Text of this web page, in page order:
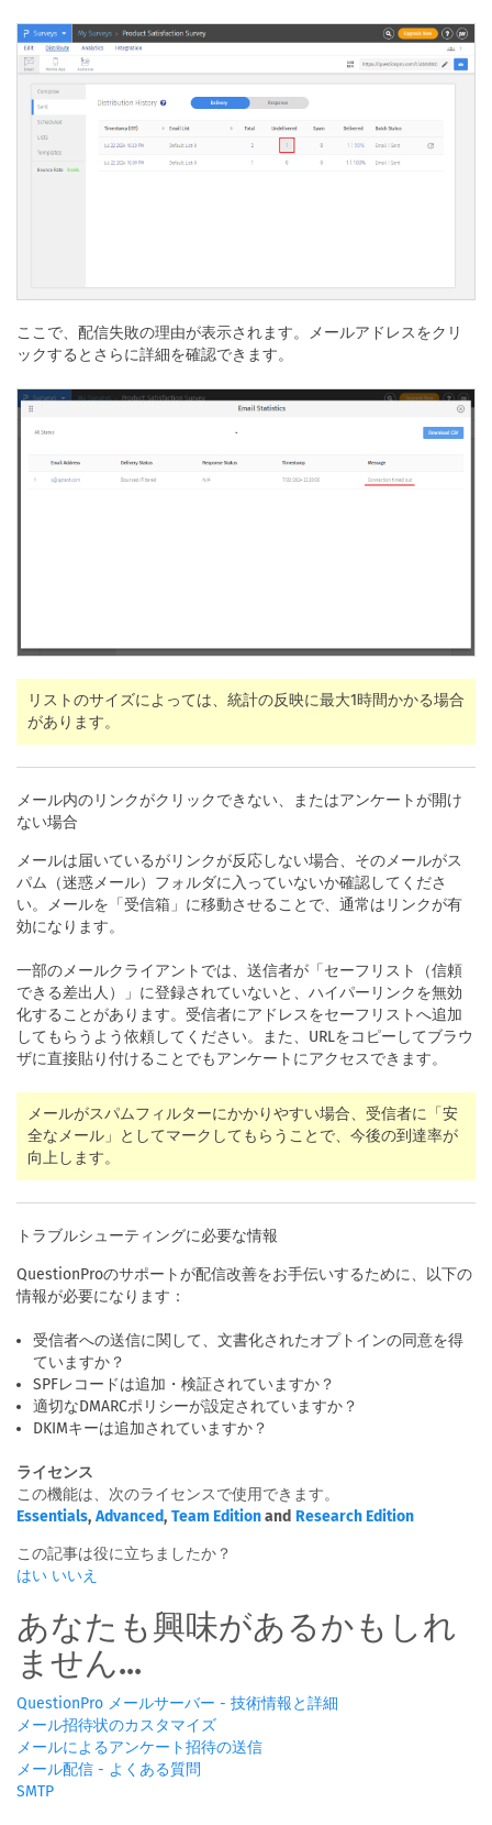
ここで、配信失敗の理由が表示されます。メールアドレスをクリ
ックするとさらに詳細を確認できます。
リストのサイズによっては、統計の反映に最大1時間かかる場合
があります。
メール内のリンクがクリックできない、またはアンケートが開け
ない場合
メールは届いているがリンクが反応しない場合、そのメールがス
パム（迷惑メール）フォルダに入っていないか確認してくださ
い。メールを「受信箱」に移動させることで、通常はリンクが有
効になります。
一部のメールクライアントでは、送信者が「セーフリスト（信頼
できる差出人）」に登録されていないと、ハイパーリンクを無効
化することがあります。受信者にアドレスをセーフリストへ追加
してもらうよう依頼してください。また、URLをコピーしてブラウ
ザに直接貼り付けることでもアンケートにアクセスできます。
メールがスパムフィルターにかかりやすい場合、受信者に「安
全なメール」としてマークしてもらうことで、今後の到達率が
向上します。
トラブルシューティングに必要な情報
QuestionProのサポートが配信改善をお手伝いするために、以下の
情報が必要になります：
受信者への送信に関して、文書化されたオプトインの同意を得
ていますか？
SPFレコードは追加・検証されていますか？
適切なDMARCポリシーが設定されていますか？
DKIMキーは追加されていますか？
ライセンス
この機能は、次のライセンスで使用できます。
Essentials, Advanced, Team Editionand Research Edition
この記事は役に立ちましたか？
はい いいえ
あなたも興味があるかもしれ
ません...
QuestionPro メールサーバー - 技術情報と詳細
メール招待状のカスタマイズ
メールによるアンケート招待の送信
メール配信 - よくある質問
SMTP